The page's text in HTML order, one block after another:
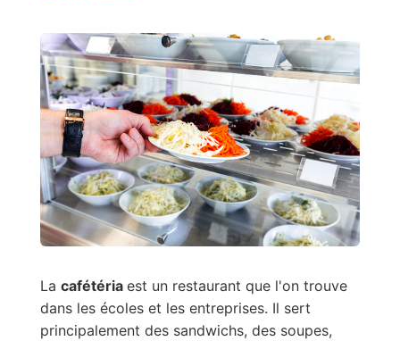
La cafétéria est un restaurant que l'on trouve
dans les écoles et les entreprises. Il sert
principalement des sandwichs, des soupes,